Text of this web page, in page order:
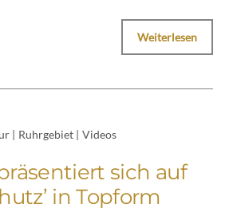
Weiterlesen
Ruhrgebiet Videos
sich auf
in Topform